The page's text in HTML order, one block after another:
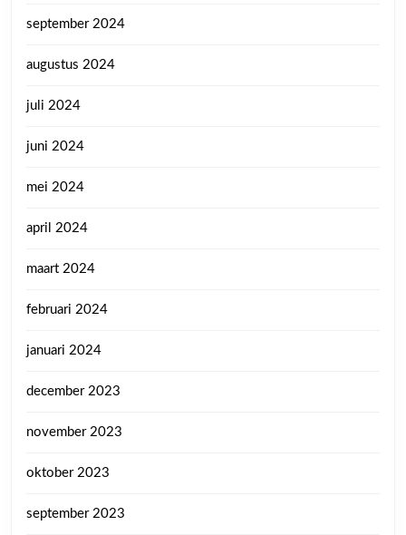
september 2024
augustus 2024
juli 2024
juni 2024
mei 2024
april 2024
maart 2024
februari 2024
januari 2024
december 2023
november 2023
oktober 2023
september 2023